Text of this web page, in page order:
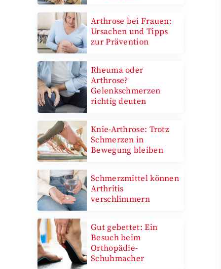
Arthrose bei Frauen:
Ursachen und Tipps
zur Prävention
Rheuma oder
Arthrose?
Gelenkschmerzen
richtig deuten
Knie-Arthrose: Trotz
Schmerzen in
Bewegung bleiben
Schmerzmittel können
Arthritis
verschlimmern
Gut gebettet: Ein
Besuch beim
Orthopädie-
Schuhmacher